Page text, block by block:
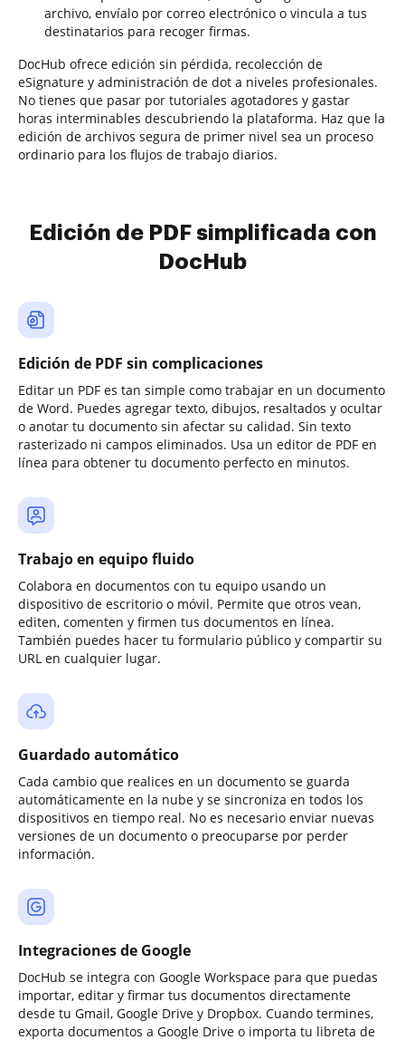
archivo, envíalo por correo electrónico o vincula a tus
destinatarios para recoger firmas.
DocHub ofrece edición sin pérdida, recolección de
eSignature y administración de dot a niveles profesionales.
No tienes que pasar por tutoriales agotadores y gastar
horas interminables descubriendo la plataforma. Haz que la
edición de archivos segura de primer nivel sea un proceso
ordinario para los flujos de trabajo diarios.
Edición de PDF simplificada con
DocHub
Edición de PDF sin complicaciones
Editar un PDF es tan simple como trabajar en un documento
de Word. Puedes agregar texto, dibujos, resaltados y ocultar
o anotar tu documento sin afectar su calidad. Sin texto
rasterizado ni campos eliminados. Usa un editor de PDF en
línea para obtener tu documento perfecto en minutos.
Trabajo en equipo fluido
Colabora en documentos con tu equipo usando un
dispositivo de escritorio o móvil. Permite que otros vean,
editen, comenten y firmen tus documentos en línea.
También puedes hacer tu formulario público y compartir su
URL en cualquier lugar.
Guardado automático
Cada cambio que realices en un documento se guarda
automáticamente en la nube y se sincroniza en todos los
dispositivos en tiempo real. No es necesario enviar nuevas
versiones de un documento o preocuparse por perder
información.
Integraciones de Google
DocHub se integra con Google Workspace para que puedas
importar, editar y firmar tus documentos directamente
desde tu Gmail, Google Drive y Dropbox. Cuando termines,
exporta documentos a Google Drive o importa tu libreta de